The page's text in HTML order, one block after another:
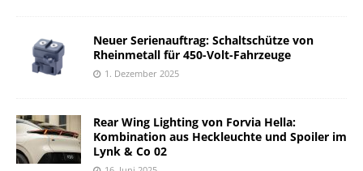
Neuer Serienauftrag: Schaltschütze von
Rheinmetall für 450-Volt-Fahrzeuge
1. Dezember 2025
Rear Wing Lighting von Forvia Hella:
Kombination aus Heckleuchte und Spoiler im
Lynk & Co 02